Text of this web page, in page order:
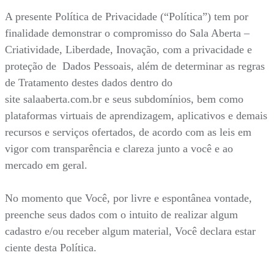
A presente Política de Privacidade (“Política”) tem por
finalidade demonstrar o compromisso do Sala Aberta –
Criatividade, Liberdade, Inovação, com a privacidade e
proteção de Dados Pessoais, além de determinar as regras
de Tratamento destes dados dentro do
site salaaberta.com.br e seus subdomínios, bem como
plataformas virtuais de aprendizagem, aplicativos e demais
recursos e serviços ofertados, de acordo com as leis em
vigor com transparência e clareza junto a você e ao
mercado em geral.
No momento que Você, por livre e espontânea vontade,
preenche seus dados com o intuito de realizar algum
cadastro e/ou receber algum material, Você declara estar
ciente desta Política.